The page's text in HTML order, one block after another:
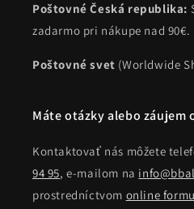
Poštovné Česká republika:
zadarmo pri nákupe nad 90€.
Poštovné svet (Worldwide
Máte otázky alebo záujem
Kontaktovať nás môžete
94 95, e-mailom na
prostredníctvom online